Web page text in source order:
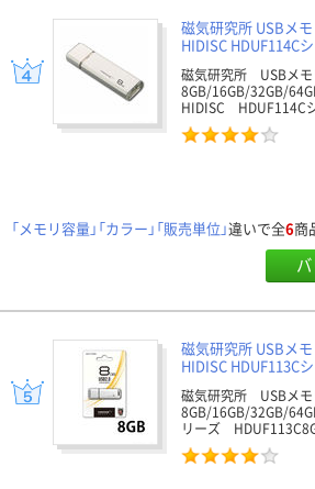
磁気研究所 USBメ
HIDISC HDUF114C
磁気研究所 USBメ
8GB/16GB/32GB/
HIDISC
「メモリ容量」「カラー」「販売単位」違いで全6商
磁気研究所 USBメ
HIDISC HDUF113C
磁気研究所 USBメ
8GB/16GB/32GB/
リーズ